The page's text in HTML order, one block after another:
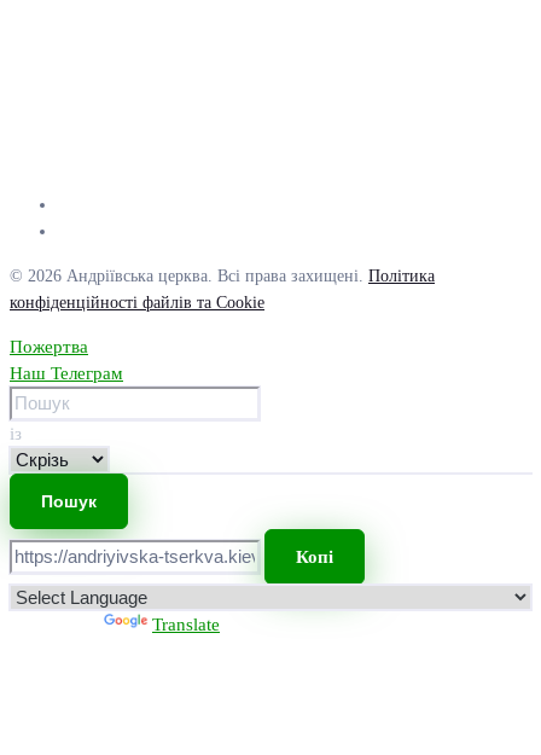
© 2026 Андріївська церква. Всі права захищені. Політика
конфіденційності файлів та Cookie
Пожертва
Наш Телеграм
із
Копі
Translate